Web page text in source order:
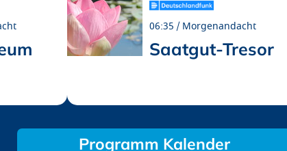
06:35 Morgenandacht
Saatgut-Tresor
Programm Kalender